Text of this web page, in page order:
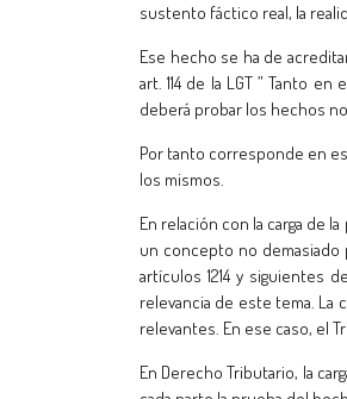
sustento fáctico real, la
Ese hecho se ha de
art. 114 de la LGT ” Tanto
deberá probar los hechos
Por tanto corresponde en
los mismos.
En relación con la carga de
un concepto no
artículos 1214 y siguientes
relevancia de este tema. La
relevantes. En ese caso, el
En Derecho Tributario, la